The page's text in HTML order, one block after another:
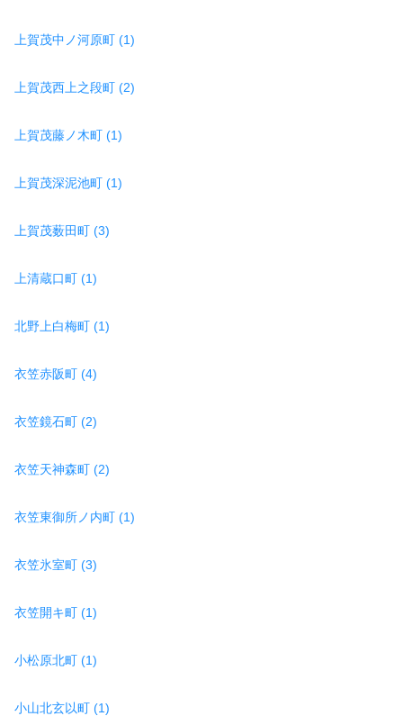
上賀茂中ノ河原町 (1)
上賀茂西上之段町 (2)
上賀茂藤ノ木町 (1)
上賀茂深泥池町 (1)
上賀茂薮田町 (3)
上清蔵口町 (1)
北野上白梅町 (1)
衣笠赤阪町 (4)
衣笠鏡石町 (2)
衣笠天神森町 (2)
衣笠東御所ノ内町 (1)
衣笠氷室町 (3)
衣笠開キ町 (1)
小松原北町 (1)
小山北玄以町 (1)